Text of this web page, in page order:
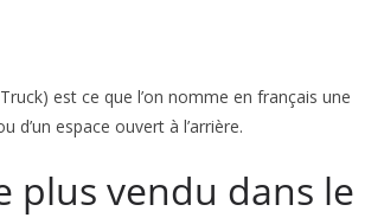
est ce que l’on nomme en français une
d’un espace ouvert à l’arrière.
plus vendu dans le